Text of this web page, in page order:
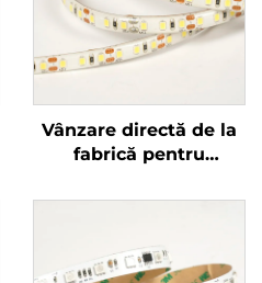
Vânzare directă de la
fabrică pentru
Benj de lumină LED
IP20 Lumină LED
flexibilă